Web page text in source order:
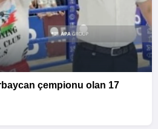
çempionu olan 17